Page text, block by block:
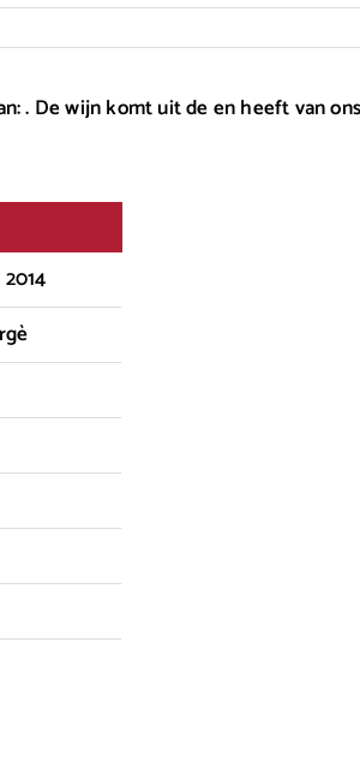
. De wijn komt uit de en heeft van